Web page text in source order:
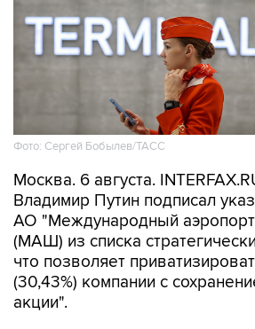
Фото: Сергей Бобылев/ТАСС
Москва. 6 августа.
Владимир Путин подписал
АО "Международный
(МАШ) из списка
что позволяет
(30,43%) компании с
акции".